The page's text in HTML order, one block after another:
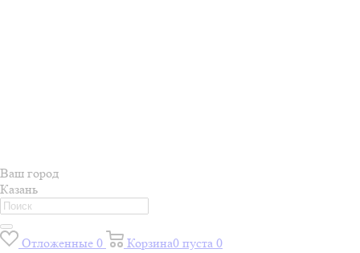
Ваш город
Казань
Отложенные 0 Корзина0 пуста 0